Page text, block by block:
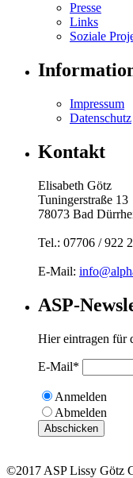
Presse
Links
Soziale
Impressum
Datenschutz
Kontakt
Elisabeth Götz
Tuningerstraße 13
78073 Bad
Tel.: 07706 / 922
E-Mail:
ASP-
Hier eintragen für
E-Mail*
Anmelden
Abmelden
Abschicken
©2017 ASP Lissy Götz